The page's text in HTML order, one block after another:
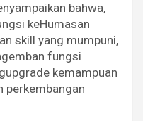
bahwa,
keHumasan
skill yang mumpuni,
fungsi
kemampuan
perkembangan